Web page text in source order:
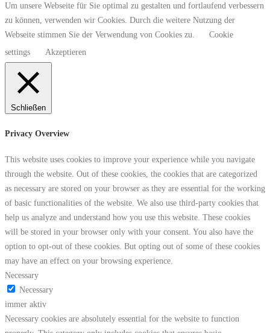
Um unsere Webseite für Sie optimal zu gestalten und fortlaufend verbessern
zu können, verwenden wir Cookies. Durch die weitere Nutzung der
Webseite stimmen Sie der Verwendung von Cookies zu.
Cookie
settings
Akzeptieren
Schließen
Privacy Overview
This website uses cookies to improve your experience while you navigate
through the website. Out of these cookies, the cookies that are categorized
as necessary are stored on your browser as they are essential for the working
of basic functionalities of the website. We also use third-party cookies that
help us analyze and understand how you use this website. These cookies
will be stored in your browser only with your consent. You also have the
option to opt-out of these cookies. But opting out of some of these cookies
may have an effect on your browsing experience.
Necessary
Necessary
immer aktiv
Necessary cookies are absolutely essential for the website to function